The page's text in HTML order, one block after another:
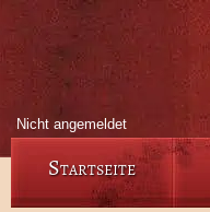
Nicht angemeldet
Startseite